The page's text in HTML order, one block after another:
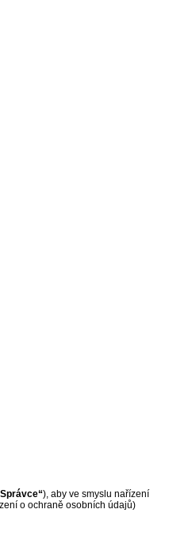
), aby ve smyslu nařízení
o ochraně osobních údajů)